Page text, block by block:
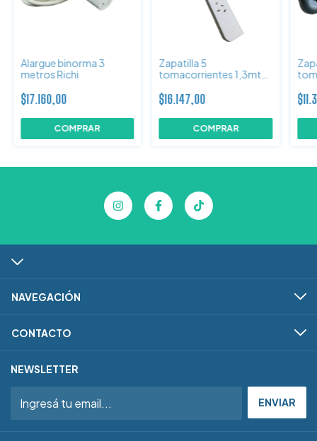
Alargue binorma 3
metros Richi
$17.160,00
Zapatilla 5
tomacorrientes 1,3mts
$16.147,00
NAVEGACIÓN
CONTACTO
NEWSLETTER